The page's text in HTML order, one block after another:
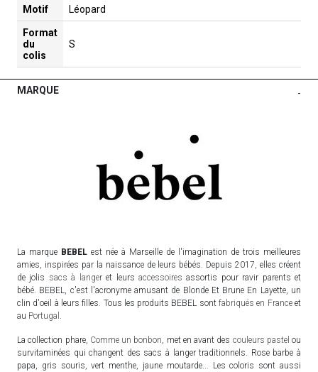
Motif Léopard
Format
du
colis
S
MARQUE -
La marque BEBEL est née à Marseille de l'imagination de trois meilleures
amies, inspirées par la naissance de leurs bébés. Depuis 2017, elles créent
de jolis sacs à langeret leurs accessoires assortis pour ravir parents et
bébé. BEBEL, c'est l'acronyme amusant de Blonde Et Brune En Layette, un
clin d'oeil à leurs filles. Tous les produits BEBEL sontfabriqués en Franceet
au Portugal .
La collection phare, Comme un bonbon, met en avant des couleurs pastel ou
survitaminées qui changent des sacs à langer traditionnels. Rose barbe à
papa, gris souris, vert menthe, jaune moutarde... Les coloris sont aussi